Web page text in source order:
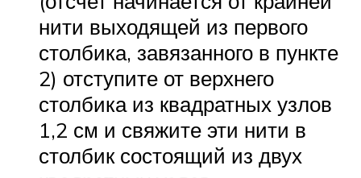
нити выходящей из первого
столбика, завязанного в пункте
2) отступите от верхнего
столбика из квадратных узлов
1,2 см и свяжите эти нити в
столбик состоящий из двух